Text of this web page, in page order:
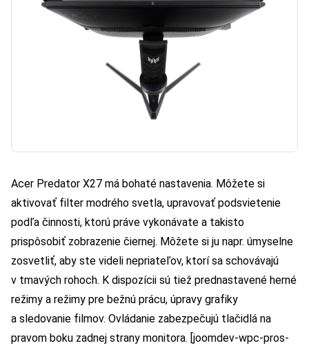
Acer Predator X27 má bohaté nastavenia. Môžete si
aktivovať filter modrého svetla, upravovať podsvietenie
podľa činnosti, ktorú práve vykonávate a takisto
prispôsobiť zobrazenie čiernej. Môžete si ju napr. úmyselne
zosvetliť, aby ste videli nepriateľov, ktorí sa schovávajú
v tmavých rohoch. K dispozícii sú tiež prednastavené herné
režimy a režimy pre bežnú prácu, úpravy grafiky
a sledovanie filmov. Ovládanie zabezpečujú tlačidlá na
pravom boku zadnej strany monitora. [joomdev-wpc-pros-